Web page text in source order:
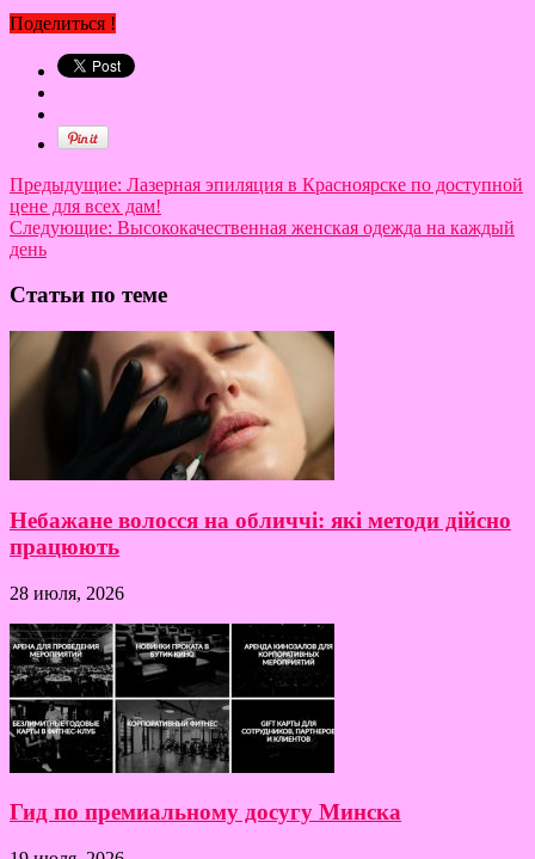
Поделиться !
Предыдущие: Лазерная эпиляция в Красноярске по доступной
цене для всех дам!
Следующие: Высококачественная женская одежда на каждый
день
Статьи по теме
Небажане волосся на обличчі: які методи дійсно
працюють
28 июля, 2026
Гид по премиальному досугу Минска